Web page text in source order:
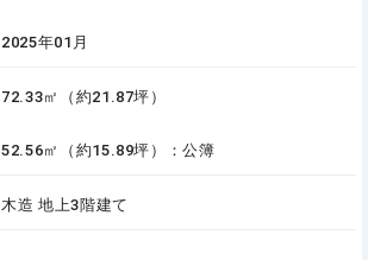
2025年01月
72.33㎡（約21.87坪）
52.56㎡（約15.89坪）：公簿
木造 地上3階建て